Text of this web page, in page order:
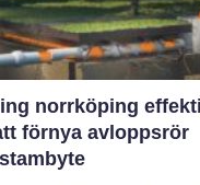
norrköping effektivt
förnya avloppsrör